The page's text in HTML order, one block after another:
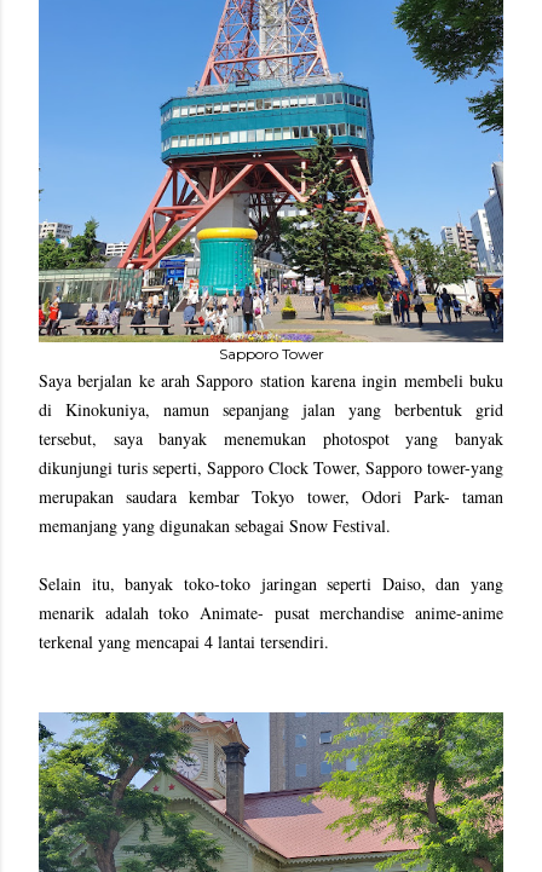
Sapporo Tower
Saya berjalan ke arah Sapporo station karena ingin membeli buku
di Kinokuniya, namun sepanjang jalan yang berbentuk grid
tersebut, saya banyak menemukan photospot yang banyak
dikunjungi turis seperti, Sapporo Clock Tower, Sapporo tower-yang
merupakan saudara kembar Tokyo tower, Odori Park- taman
memanjang yang digunakan sebagai Snow Festival.
Selain itu, banyak toko-toko jaringan seperti Daiso, dan yang
menarik adalah toko Animate- pusat merchandise anime-anime
terkenal yang mencapai 4 lantai tersendiri.